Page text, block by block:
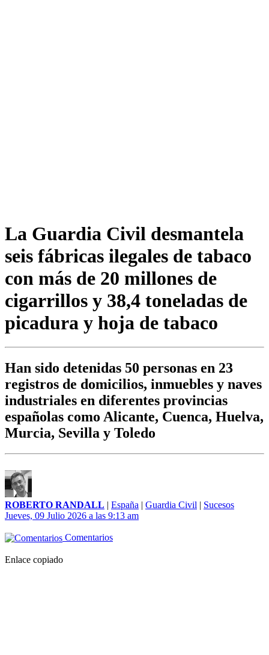
La Guardia Civil desmantela
seis fábricas ilegales de tabaco
con más de 20 millones de
cigarrillos y 38,4 toneladas de
picadura y hoja de tabaco
Han sido detenidas 50 personas en 23
registros de domicilios, inmuebles y naves
industriales en diferentes provincias
españolas como Alicante, Cuenca, Huelva,
Murcia, Sevilla y Toledo
ROBERTO RANDALL | España | Guardia Civil | Sucesos
Jueves, 09 Julio 2026 a las 9:13 am
Comentarios
Enlace copiado